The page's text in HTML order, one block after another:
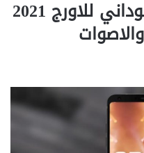
تحميل سيت تباشي سوداني للاورج 2021